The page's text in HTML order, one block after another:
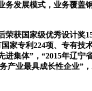
务发展模式，业务覆盖
获国家级优秀设计奖
家专利224项、专有
进集体”，“2015年辽
产业最具成长性企业”